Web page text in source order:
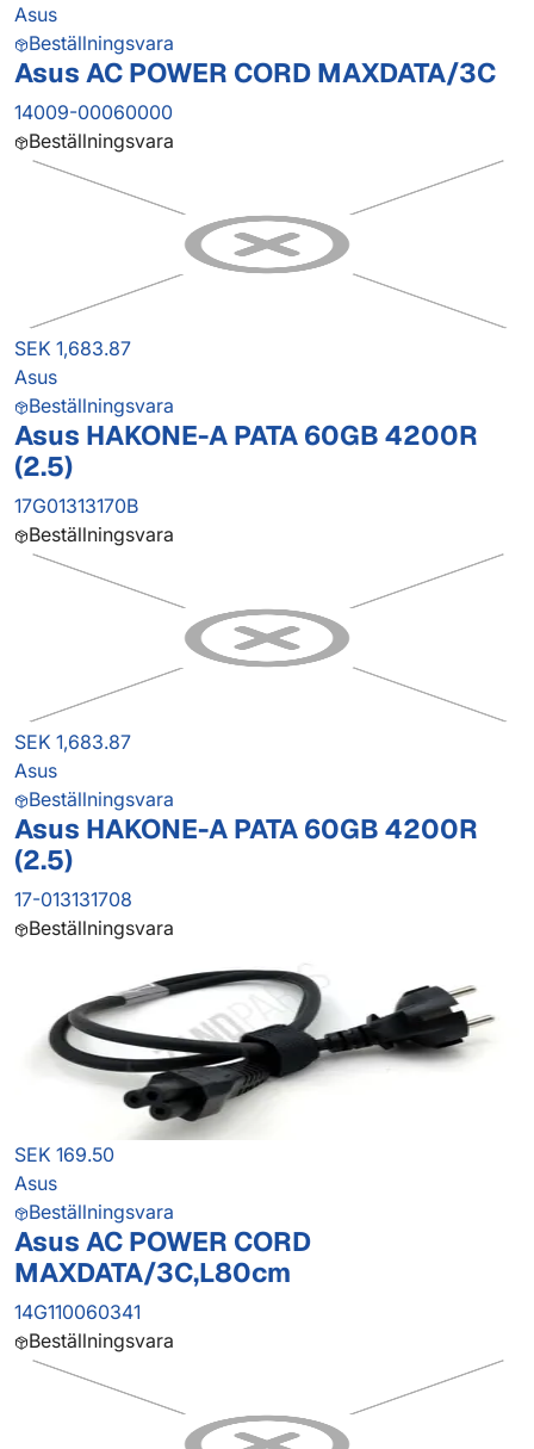
Asus
Beställningsvara
Asus AC POWER CORD MAXDATA/3C
14009-00060000
Beställningsvara
SEK 1,683.87
Asus
Beställningsvara
Asus HAKONE-A PATA 60GB 4200R
(2.5)
17G01313170B
Beställningsvara
SEK 1,683.87
Asus
Beställningsvara
Asus HAKONE-A PATA 60GB 4200R
(2.5)
17-013131708
Beställningsvara
SEK 169.50
Asus
Beställningsvara
Asus AC POWER CORD
MAXDATA/3C,L80cm
14G110060341
Beställningsvara